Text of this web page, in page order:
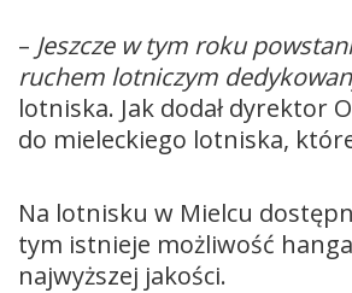
– Jeszcze w tym roku
ruchem lotniczym
lotniska. Jak dodał dyrektor
do mieleckiego lotniska,
Na lotnisku w Mielcu
tym istnieje możliwość
najwyższej jakości.